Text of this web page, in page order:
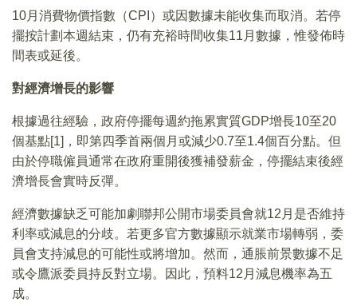
10月消費物價指數（CPI）或因數據未能收集而取消。若停
擺按計劃本週結束，仍有充裕時間收集11月數據，惟發佈時
間表或延後。
對經濟增長的影響
根據過往經驗，政府停擺每週約拖累實質GDP增長10至20
個基點[1]，即第四季首兩個月或減少0.7至1.4個百分點。但
由於停職僱員通常在政府重開後獲補發薪金，停擺結束後經
濟增長會實時反彈。
經濟數據缺乏可能加劇聯邦公開市場委員會就12月是否維持
利率或減息的分歧。若更多官方數據顯示就業市場轉弱，委
員會支持減息的可能性或將增加。然而，通脹前景數據不足
或令鷹派委員持反對立場。因此，預料12月減息機率為五
成。